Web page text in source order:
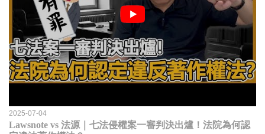
2025-07-04
Lawsnote vs 法源｜七法侵權案一審判決出爐！法院為何認